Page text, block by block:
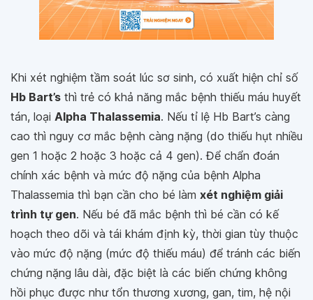
Khi xét nghiệm tầm soát lúc sơ sinh, có xuất hiện chỉ số
Hb Bart’s thì trẻ có khả năng mắc bệnh thiếu máu huyết
tán, loại Alpha Thalassemia. Nếu tỉ lệ Hb Bart’s càng
cao thì nguy cơ mắc bệnh càng nặng (do thiếu hụt nhiều
gen 1 hoặc 2 hoặc 3 hoặc cả 4 gen). Để chẩn đoán
chính xác bệnh và mức độ nặng của bệnh Alpha
Thalassemia thì bạn cần cho bé làm xét nghiệm giải
trình tự gen. Nếu bé đã mắc bệnh thì bé cần có kế
hoạch theo dõi và tái khám định kỳ, thời gian tùy thuộc
vào mức độ nặng (mức độ thiếu máu) để tránh các biến
chứng nặng lâu dài, đặc biệt là các biến chứng không
hồi phục được như tổn thương xương, gan, tim, hệ nội